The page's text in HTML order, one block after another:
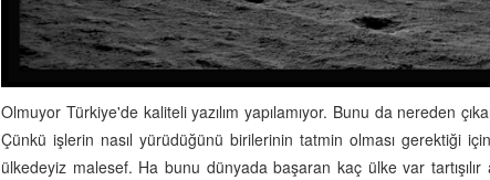
Olmuyor Türkiye'de kaliteli yazılım yapılamıyor. Bunu da nereden
Çünkü işlerin nasıl yürüdüğünü birilerinin tatmin olması gerektiği
ülkedeyiz malesef. Ha bunu dünyada başaran kaç ülke var